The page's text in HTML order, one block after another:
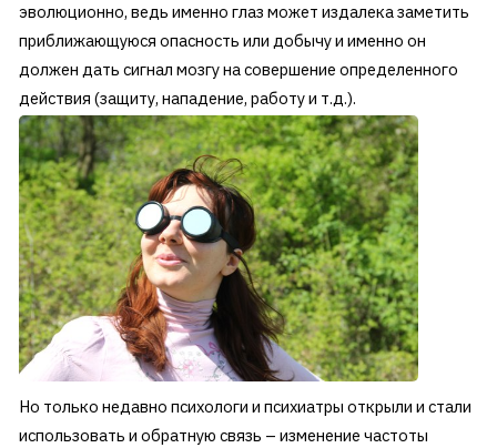
эволюционно, ведь именно глаз может издалека заметить
приближающуюся опасность или добычу и именно он
должен дать сигнал мозгу на совершение определенного
действия (защиту, нападение, работу и т.д.).
Но только недавно психологи и психиатры открыли и стали
использовать и обратную связь – изменение частоты